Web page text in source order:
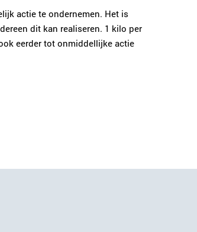
actie te ondernemen. Het is
dit kan realiseren. 1 kilo per
eerder tot onmiddellijke actie